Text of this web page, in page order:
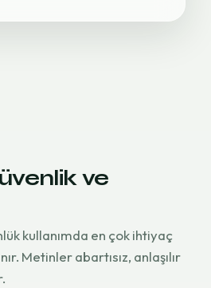
ve
kullanımda en çok ihtiyaç
Metinler abartısız, anlaşılır